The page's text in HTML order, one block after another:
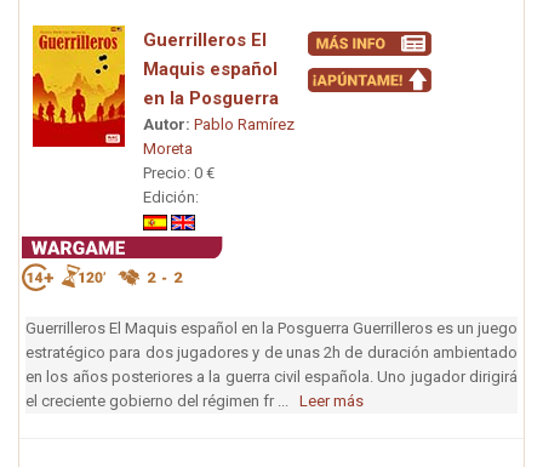
Guerrilleros El
Maquis español
en la Posguerra
Autor: Pablo Ramírez
Moreta
Precio: 0 €
Edición:
Guerrilleros El Maquis español en la Posguerra Guerrilleros es un juego
estratégico para dos jugadores y de unas 2h de duración ambientado
en los años posteriores a la guerra civil española. Uno jugador dirigirá
el creciente gobierno del régimen fr ... Leer más